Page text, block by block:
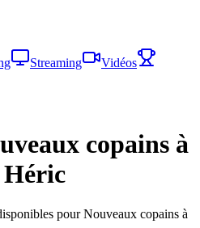
Streaming
Vidéos
copains à
pour Nouveaux copains à